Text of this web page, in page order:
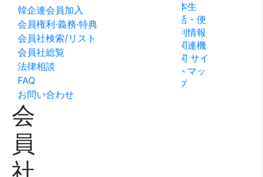
ェブア
クセシ
ビリテ
ィ方針
FAQ
本生
活・便
利情報
関連機
関 サイ
トマッ
プ
韓企連会員加入
会員権利·義務·特典
会員社検索/リスト
会員社総覧
法律相談
FAQ
お問い合わせ
会
員